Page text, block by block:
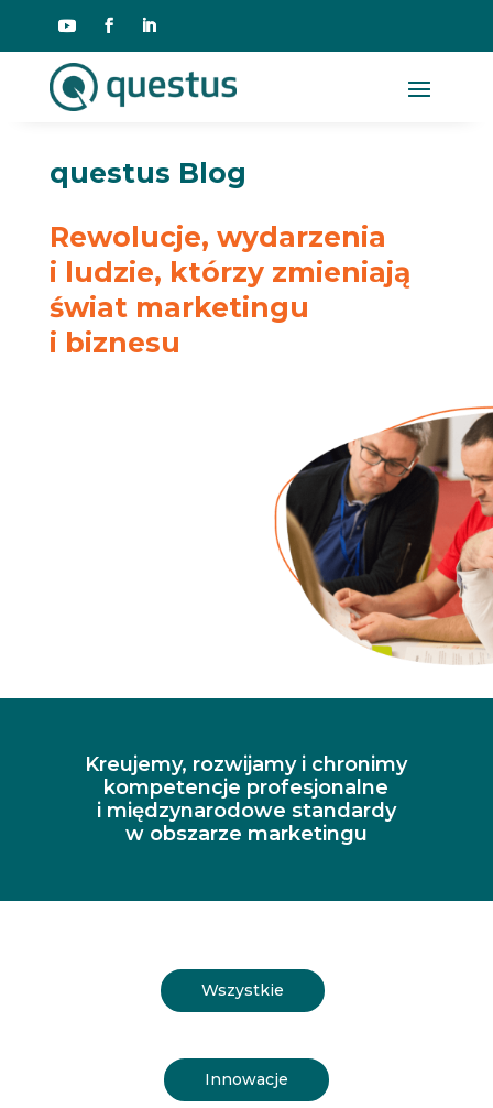
questus Blog
Rewolucje, wydarzenia
i ludzie, którzy zmieniają
świat marketingu
i biznesu
Kreujemy, rozwijamy i chronimy
kompetencje profesjonalne
i międzynarodowe standardy
w obszarze marketingu
Wszystkie
Innowacje